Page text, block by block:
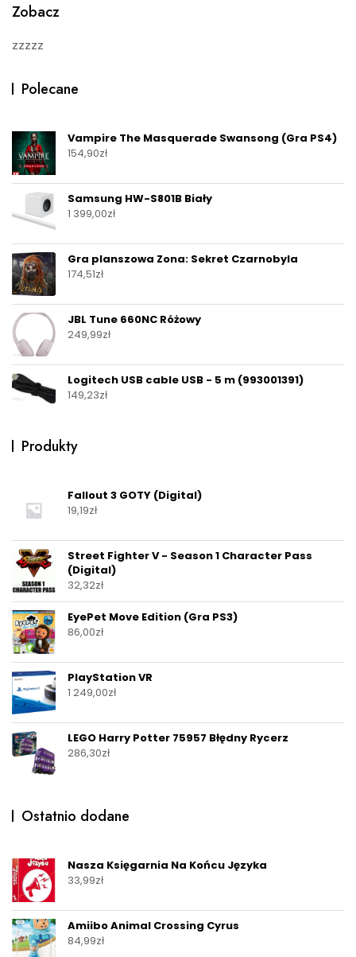
Zobacz
zzzzz
Polecane
Vampire The Masquerade Swansong (Gra PS4)
154,90zł
Samsung HW-S801B Biały
1 399,00zł
Gra planszowa Zona: Sekret Czarnobyla
174,51zł
JBL Tune 660NC Różowy
249,99zł
Logitech USB cable USB - 5 m (993001391)
149,23zł
Produkty
Fallout 3 GOTY (Digital)
19,19zł
Street Fighter V - Season 1 Character Pass
(Digital)
32,32zł
EyePet Move Edition (Gra PS3)
86,00zł
PlayStation VR
1 249,00zł
LEGO Harry Potter 75957 Błędny Rycerz
286,30zł
Ostatnio dodane
Nasza Księgarnia Na Końcu Języka
33,99zł
Amiibo Animal Crossing Cyrus
84,99zł